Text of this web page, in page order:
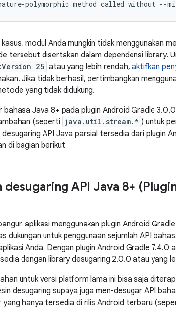
modul Anda mungkin tidak menggunakan
tersebut disertakan dalam dependensi library.
25 atau yang lebih rendah, aktifkan
Jika tidak berhasil, pertimbangkan
yang tidak didukung.
bahasa Java 8+ pada plugin Android Gradle
(seperti java.util.stream.* ) untuk
desugaring API Java parsial tersedia dari plugin
di bagian berikut.
desugaring API Java 8+
aplikasi menggunakan plugin Android
dukungan untuk penggunaan sejumlah API
Anda. Dengan plugin Android Gradle 7.4.0
dengan library desugaring 2.0.0 atau yang
untuk versi platform lama ini bisa saja
desugaring supaya juga men-desugar API
yang hanya tersedia di rilis Android terbaru